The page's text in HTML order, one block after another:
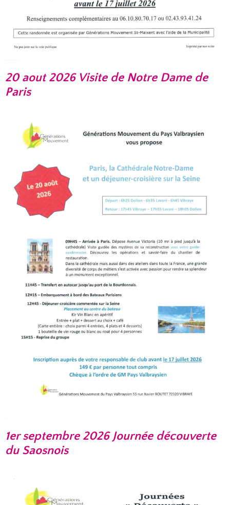
20 aout 2026 Visite de Notre Dame de
Paris
1er septembre 2026 Journée découverte
du Saosnois